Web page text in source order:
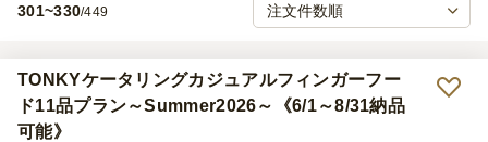
301~330/449
TONKYケータリングカジュアルフィンガーフー
ド11品プラン～Summer2026～《6/1～8/31納品
可能》